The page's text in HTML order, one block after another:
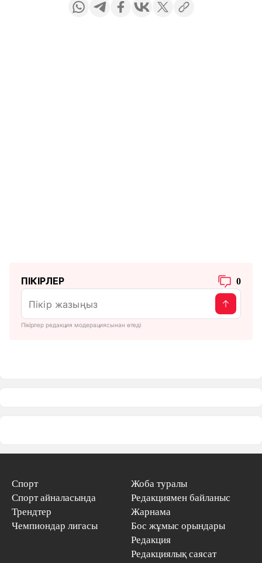
ПІКІРЛЕР 0
Пікірлер редакция модерациясынан өтеді
Спорт
Спорт айналасында
Трендтер
Чемпиондар лигасы
Жоба туралы
Редакциямен байланыс
Жарнама
Бос жұмыс орындары
Редакция
Редакциялық саясат